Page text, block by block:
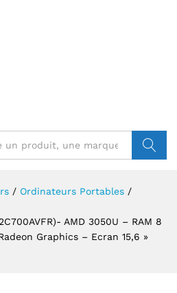
/ Ordinateurs Portables /
AMD 3050U – RAM 8
Graphics – Ecran 15,6 »